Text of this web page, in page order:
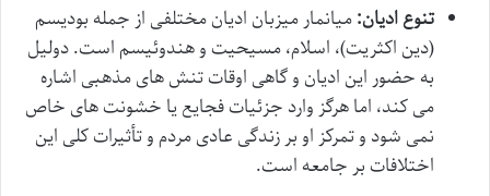
تنوع ادیان:میانمار میزبان ادیان مختلفی از جمله بودیسم
(دین اکثریت)، اسلام، مسیحیت و هندوئیسم است. دولیل
به حضور این ادیان و گاهی اوقات تنش های مذهبی اشاره
می کند، اما هرگز وارد جزئیات فجایع یا خشونت های خاص
نمی شود و تمرکز او بر زندگی عادی مردم و تأثیرات کلی این
اختلافات بر جامعه است.